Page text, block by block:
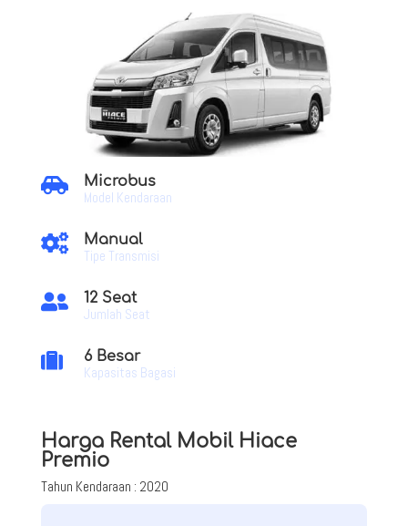
 Microbus
Model Kendaraan
 Manual
Tipe Transmisi
 12 Seat
Jumlah Seat
 6 Besar
Kapasitas Bagasi
Harga Rental Mobil Hiace
Premio
Tahun Kendaraan : 2020